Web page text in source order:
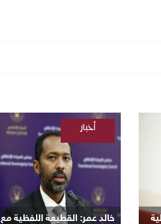
​خالد عمر: القطيعة اللفظية مع
أخبار
السودانية